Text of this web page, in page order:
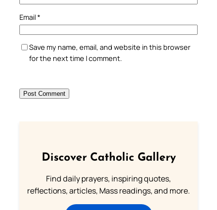
Email*
Save my name, email, and website in this browser
for the next time I comment.
Discover Catholic Gallery
Find daily prayers, inspiring quotes,
reflections, articles, Mass readings, and more.